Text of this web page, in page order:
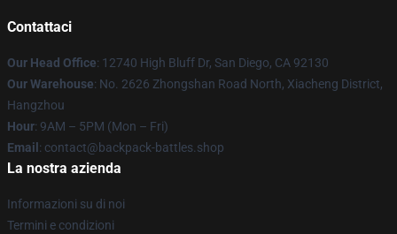
Contattaci
Our Head Office: 12740 High Bluff Dr, San Diego, CA 92130
Our Warehouse: No. 2626 Zhongshan Road North, Xiacheng District,
Hangzhou
Hour: 9AM – 5PM (Mon – Fri)
Email : contact@backpack-battles.shop
La nostra azienda
Informazioni su di noi
Termini e condizioni